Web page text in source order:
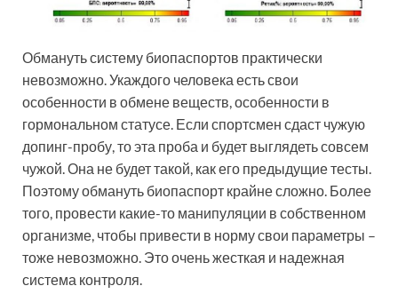
Обмануть систему биопаспортов практически
невозможно. Укаждого человека есть свои
особенности в обмене веществ, особенности в
гормональном статусе. Если спортсмен сдаст чужую
допинг-пробу, то эта проба и будет выглядеть совсем
чужой. Она не будет такой, как его предыдущие тесты.
Поэтому обмануть биопаспорт крайне сложно. Более
того, провести какие-то манипуляции в собственном
организме, чтобы привести в норму свои параметры –
тоже невозможно. Это очень жесткая и надежная
система контроля.